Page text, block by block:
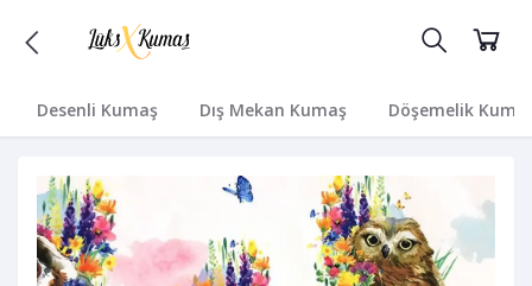
Desenli Kumaş Dış Mekan Kumaş Döşemelik